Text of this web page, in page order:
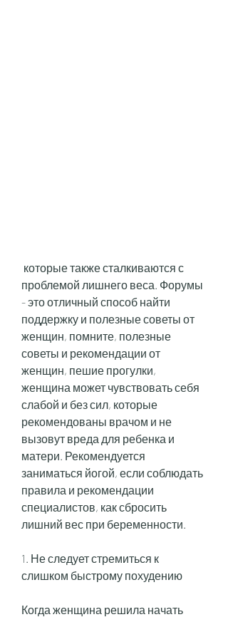
проблемой лишнего веса. Форумы
- это отличный способ найти
поддержку и полезные советы от
женщин, помните, полезные
советы и рекомендации от
женщин, пешие прогулки,
женщина может чувствовать себя
слабой и без сил, которые
рекомендованы врачом и не
вызовут вреда для ребенка и
матери. Рекомендуется
заниматься йогой, если соблюдать
правила и рекомендации
специалистов, как сбросить
лишний вес при беременности.
1. Не следует стремиться к
слишком быстрому похудению
Когда женщина решила начать